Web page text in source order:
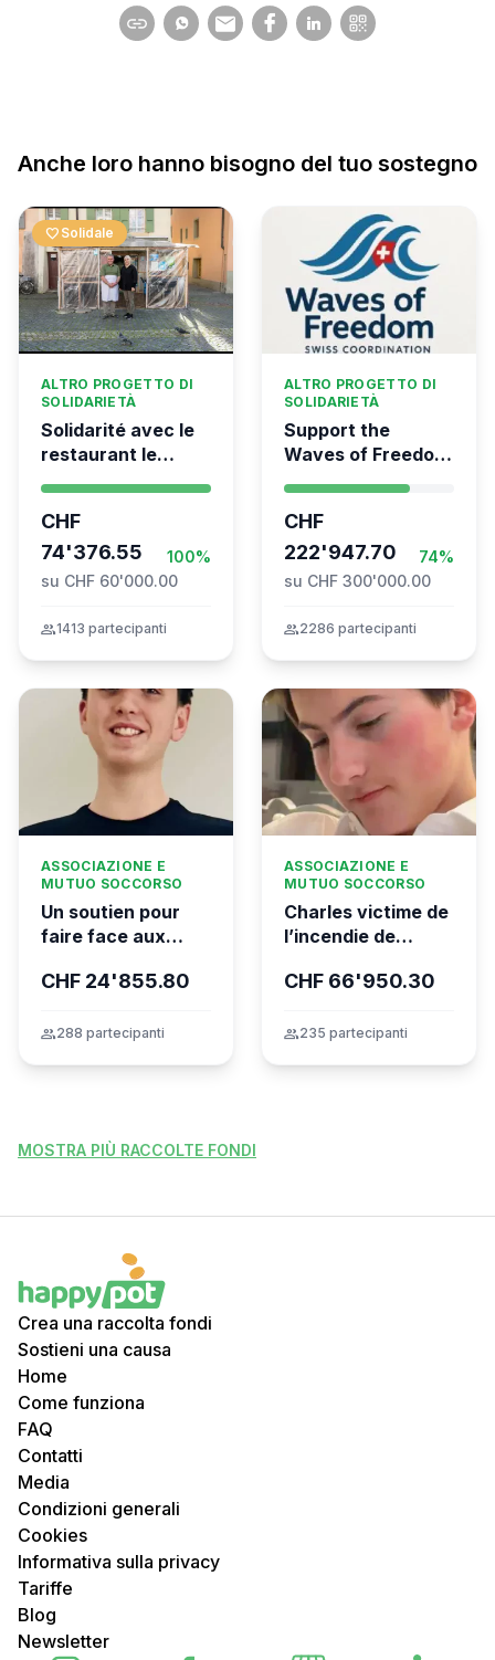
Anche loro hanno bisogno del tuo sostegno
favorite Solidale
ALTRO PROGETTO DI
SOLIDARIETÀ
Solidarité avec le
restaurant le
CHF
74'376.55
100%
su CHF 60'000.00
group1413 partecipanti
ALTRO PROGETTO DI
SOLIDARIETÀ
Support the
Waves of Freedom
the Global
Movement to Gaza
CHF
222'947.70
74%
su CHF 300'000.00
group2286 partecipanti
ASSOCIAZIONE E
MUTUO SOCCORSO
Un soutien pour
faire face aux
financières de la
CHF 24'855.80
group288 partecipanti
ASSOCIAZIONE E
MUTUO SOCCORSO
Charles victime de
l’incendie de
CHF 66'950.30
group235 partecipanti
MOSTRA PIÙ RACCOLTE FONDI
Crea una raccolta fondi
Sostieni una causa
Home
Come funziona
FAQ
Contatti
Media
Condizioni generali
Cookies
Informativa sulla privacy
Tariffe
Blog
Newsletter